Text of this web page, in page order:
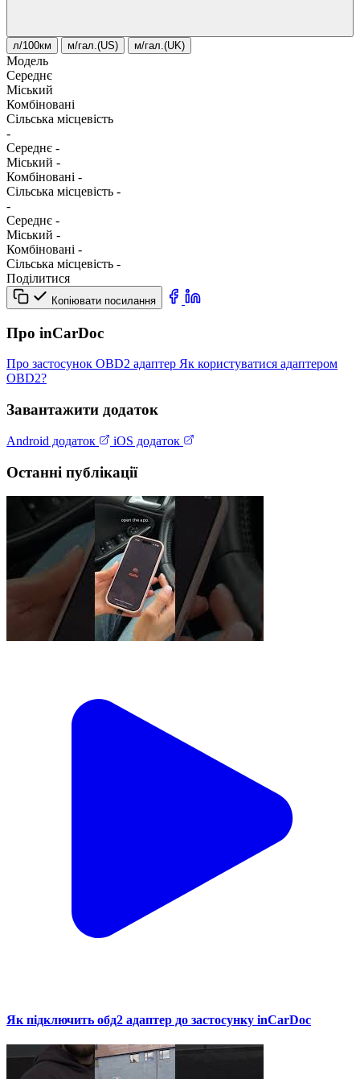
л/100км м/гал.(US) м/гал.(UK)
Модель
Середнє
Міський
Комбіновані
Сільська місцевість
-
Середнє -
Міський -
Комбіновані -
Сільська місцевість -
-
Середнє -
Міський -
Комбіновані -
Сільська місцевість -
Поділитися
Копіювати посилання
Про inCarDoc
Про застосунок OBD2 адаптер Як користуватися адаптером
OBD2?
Завантажити додаток
Android додаток iOS додаток
Останні публікації
Як підключить обд2 адаптер до застосунку inCarDoc